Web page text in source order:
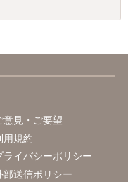
意見・ご要望
用規約
ライバシーポリシー
部送信ポリシー